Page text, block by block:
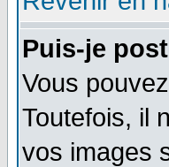
Puis-je
Vous
Toutefois, il
vos images